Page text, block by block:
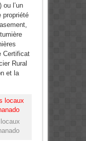
l’un
propriété
Certificat
Rural
et la